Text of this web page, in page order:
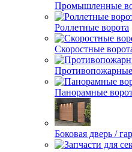
Промышленные
Роллетные ворота
Скоростные
Панорамные
Боковая дверь /